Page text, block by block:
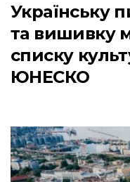
Українську
та вишивку
списку
ЮНЕСКО